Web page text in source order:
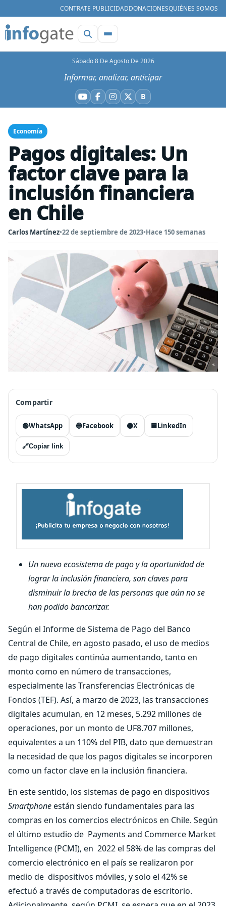
CONTRATE PUBLICIDADDONACIONESQUIÉNES SOMOS
Sábado 8 De Agosto De 2026
Informar, analizar, anticipar
YouTube
Facebook
Instagram
X BBluesky
Economía
Pagos digitales: Un
factor clave para la
inclusión financiera
en Chile
Carlos Martínez•22 de septiembre de 2023•Hace 150 semanas
Compartir
🟢WhatsApp 🔵Facebook ⚫X 🟦LinkedIn
🔗Copiar link
Un nuevo ecosistema de pago y la oportunidad de
lograr la inclusión financiera, son claves para
disminuir la brecha de las personas que aún no se
han podido bancarizar.
Según el Informe de Sistema de Pago del Banco
Central de Chile, en agosto pasado, el uso de medios
de pago digitales continúa aumentando, tanto en
monto como en número de transacciones,
especialmente las Transferencias Electrónicas de
Fondos (TEF). Así, a marzo de 2023, las transacciones
digitales acumulan, en 12 meses, 5.292 millones de
operaciones, por un monto de UF8.707 millones,
equivalentes a un 110% del PIB, dato que demuestran
la necesidad de que los pagos digitales se incorporen
como un factor clave en la inclusión financiera.
En este sentido, los sistemas de pago en dispositivos
Smartphoneestán siendo fundamentales para las
compras en los comercios electrónicos en Chile. Según
el último estudio de Payments and Commerce Market
Intelligence (PCMI), en 2022 el 58% de las compras del
comercio electrónico en el país se realizaron por
medio de dispositivos móviles, y solo el 42% se
efectuó a través de computadoras de escritorio.